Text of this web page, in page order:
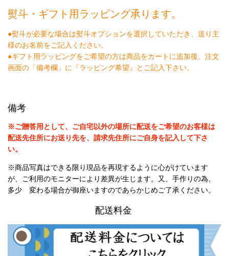
熨斗・ギフト用ラッピング承ります。
●熨斗が必要な場合は熨斗オプションを選択していただき、送り主
様のお名前をご記入ください。
●ギフト用ラッピングをご希望の方は商品をカートに追加後、注文
画面の「備考欄」に『ラッピング希望』とご記入下さい。
備考
※ご贈答用として、ご自宅以外の場所に配送をご希望のお客様は
配送先住所にお送り先を、請求先住所にご自身を記入して下さ
い。
※商品写真はできる限り現品を再現するように心がけています
が、ご利用のモニターにより差異が生じます。又、手作りの為、
多少 変わる場合が御座いますのであらかじめご了承ください。
配送料金